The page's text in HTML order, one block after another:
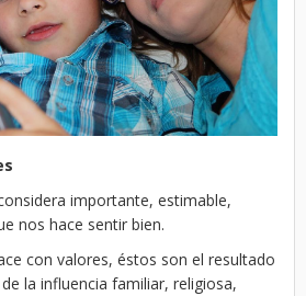
importante, estimable,
nos hace sentir bien.
con valores, éstos son el resultado
la influencia familiar, religiosa,